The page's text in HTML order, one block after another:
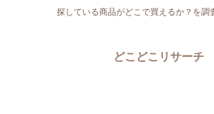
探している商品がどこで買えるか？を調
どこどこリサーチ